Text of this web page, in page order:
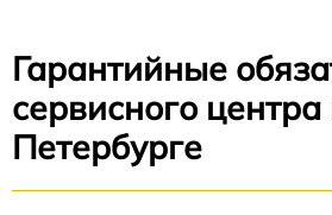
Гарантийные
сервисного
Петербурге